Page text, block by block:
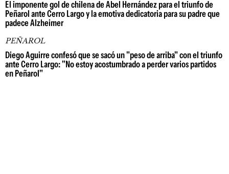
El imponente gol de chilena de Abel Hernández para el triunfo de
Peñarol ante Cerro Largo y la emotiva dedicatoria para su padre que
padece Alzheimer
PEÑAROL
Diego Aguirre confesó que se sacó un "peso de arriba" con el triunfo
ante Cerro Largo: "No estoy acostumbrado a perder varios partidos
en Peñarol"